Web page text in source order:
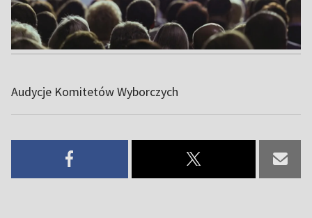
Audycje Komitetów Wyborczych